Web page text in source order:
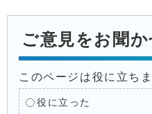
ご意見をお聞
このページは役に立ち
役に立った